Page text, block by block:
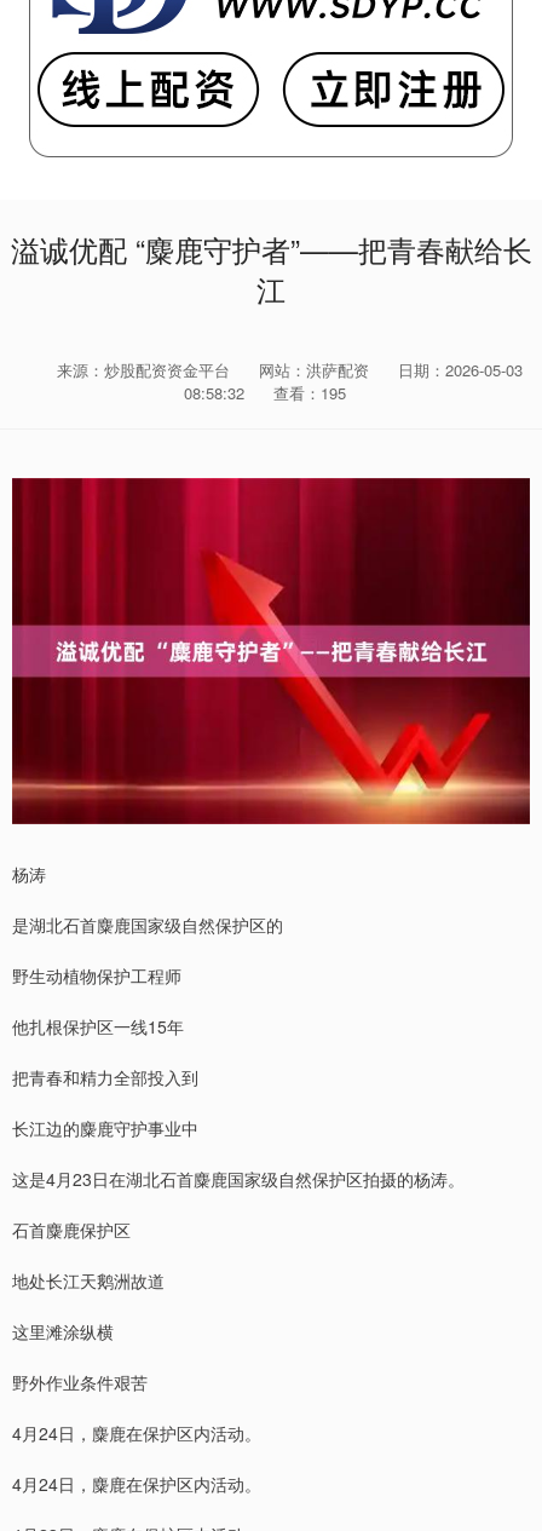
溢诚优配 “麋鹿守护者”——把青春献给长
江
来源：炒股配资资金平台 网站：洪萨配资
日期：2026-05-03
08:58:32
查看：195
杨涛
是湖北石首麋鹿国家级自然保护区的
野生动植物保护工程师
他扎根保护区一线15年
把青春和精力全部投入到
长江边的麋鹿守护事业中
这是4月23日在湖北石首麋鹿国家级自然保护区拍摄的杨涛。
石首麋鹿保护区
地处长江天鹅洲故道
这里滩涂纵横
野外作业条件艰苦
4月24日，麋鹿在保护区内活动。
4月24日，麋鹿在保护区内活动。